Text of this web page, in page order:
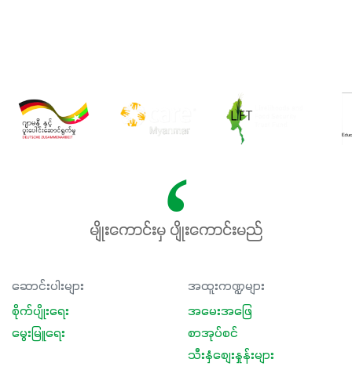
မျိုးကောင်းမှ ပျိုးကောင်းမည်
ဆောင်းပါးများ
စိုက်ပျိုးရေး
မွေးမြူရေး
အထူးကဏ္ဍများ
အမေးအဖြေ
စာအုပ်စင်
သီးနှံစျေးနှုန်းများ